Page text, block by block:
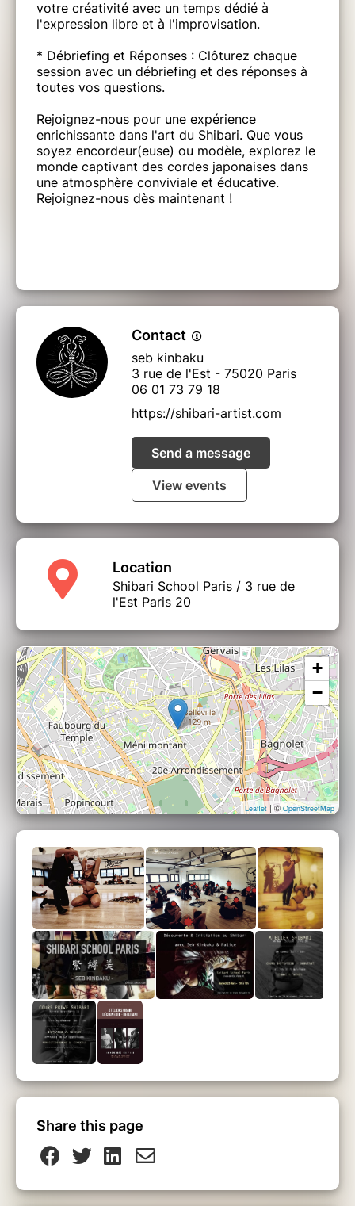
votre créativité avec un temps dédié à
l'expression libre et à l'improvisation.
* Débriefing et Réponses : Clôturez chaque
session avec un débriefing et des réponses à
toutes vos questions.
Rejoignez-nous pour une expérience
enrichissante dans l'art du Shibari. Que vous
soyez encordeur(euse) ou modèle, explorez le
monde captivant des cordes japonaises dans
une atmosphère conviviale et éducative.
Rejoignez-nous dès maintenant !
Contact
seb kinbaku
3 rue de l'Est - 75020 Paris
06 01 73 79 18
https://shibari-artist.com
Send a message
View events
Location
Shibari School Paris / 3 rue de
l'Est Paris 20
+
−
Leaflet | © OpenStreetMap
Share this page